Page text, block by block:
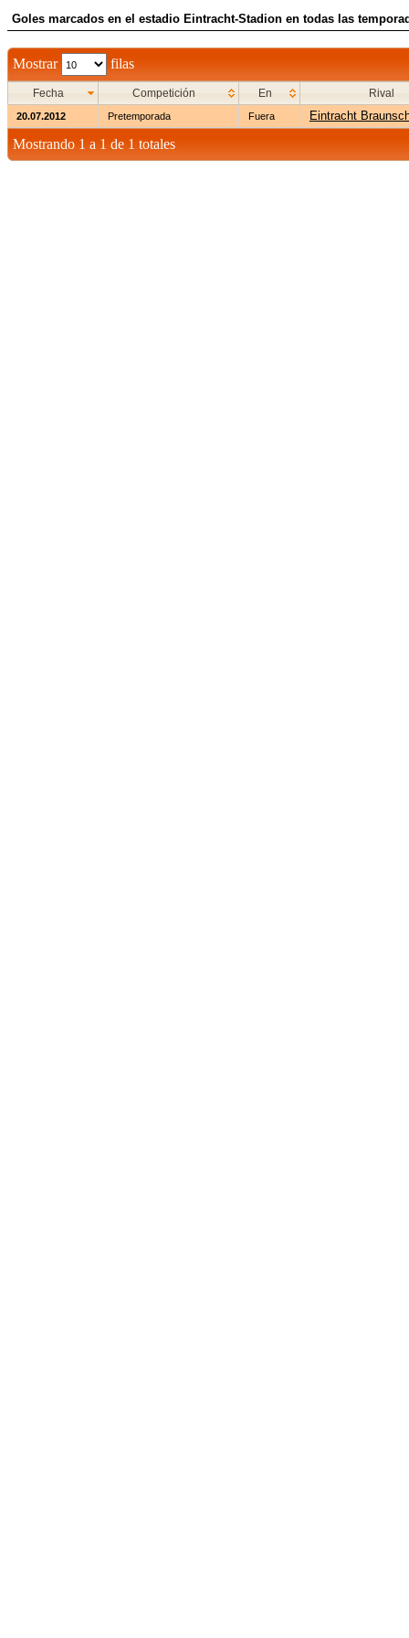
Goles marcados en el estadio Eintracht-Stadion en todas las
Mostrar filas
Fecha Competición En Rival
20.07.2012 Pretemporada Fuera Eintracht
Mostrando 1 a 1 de 1 totales